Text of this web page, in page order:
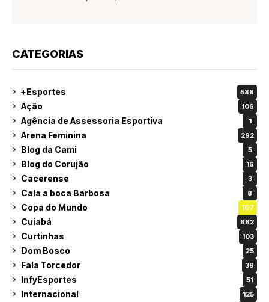
CATEGORIAS
+Esportes 588
Ação 106
Agência de Assessoria Esportiva 1
Arena Feminina 292
Blog da Cami 5
Blog do Corujão 16
Cacerense 3
Cala a boca Barbosa 8
Copa do Mundo 107
Cuiabá 662
Curtinhas 103
Dom Bosco 25
Fala Torcedor 39
InfyEsportes 51
Internacional 125